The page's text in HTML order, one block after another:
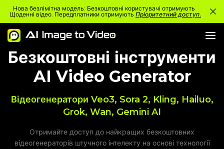
Нова безлімітна модель: Безкоштовні користувачі отримують
Щоденні відео. Передплатники отримують Пріоритетний доступ.
Безкоштовні інструменти
AI Video Generator
Відеогенератори Veo3, Sora 2, Kling, Hailuo,
Grok, Wan, Gemini AI
Отримайте доступ до найкращих безкоштовних
відеогенераторів штучного інтелекту на основі технології